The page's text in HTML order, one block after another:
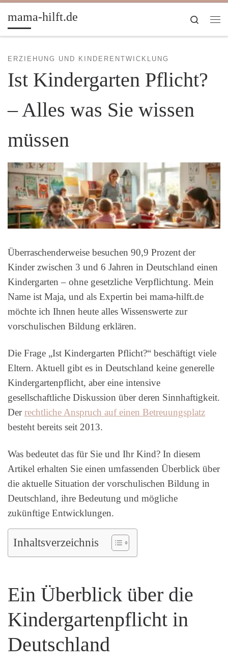
Zum Inhalt springen
mama-hilft.de
Search
ERZIEHUNG UND KINDERENTWICKLUNG
Ist Kindergarten Pflicht?
– Alles was Sie wissen
müssen
Überraschenderweise besuchen 90,9 Prozent der
Kinder zwischen 3 und 6 Jahren in Deutschland einen
Kindergarten – ohne gesetzliche Verpflichtung. Mein
Name ist Maja, und als Expertin bei mama-hilft.de
möchte ich Ihnen heute alles Wissenswerte zur
vorschulischen Bildung erklären.
Die Frage „Ist Kindergarten Pflicht?“ beschäftigt viele
Eltern. Aktuell gibt es in Deutschland keine generelle
Kindergartenpflicht, aber eine intensive
gesellschaftliche Diskussion über deren Sinnhaftigkeit.
Derrechtliche Anspruch auf einen Betreuungsplatz
besteht bereits seit 2013.
Was bedeutet das für Sie und Ihr Kind? In diesem
Artikel erhalten Sie einen umfassenden Überblick über
die aktuelle Situation der vorschulischen Bildung in
Deutschland, ihre Bedeutung und mögliche
zukünftige Entwicklungen.
Inhaltsverzeichnis
Ein Überblick über die
Kindergartenpflicht in
Deutschland